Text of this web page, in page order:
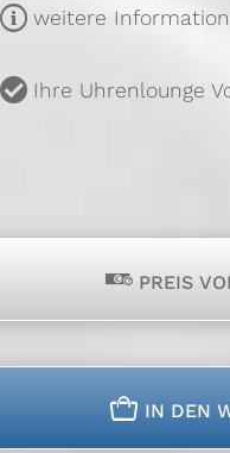
weitere
Ihre Uhrenlounge
p PREIS
n IN DEN